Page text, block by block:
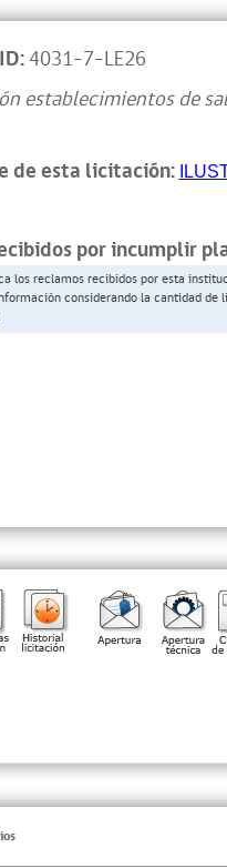
ID:4031-7-LE26
establecimientos de
de esta licitación:
por incumplir
los reclamos recibidos por esta
considerando la cantidad